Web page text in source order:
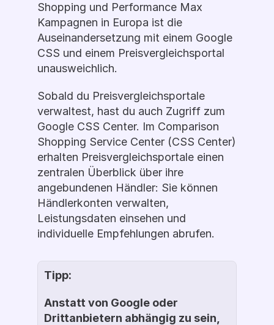
Shopping und Performance Max
Kampagnen in Europa ist die
Auseinandersetzung mit einem Google
CSS und einem Preisvergleichsportal
unausweichlich.
Sobald du Preisvergleichsportale
verwaltest, hast du auch Zugriff zum
Google CSS Center. Im Comparison
Shopping Service Center (CSS Center)
erhalten Preisvergleichsportale einen
zentralen Überblick über ihre
angebundenen Händler: Sie können
Händlerkonten verwalten,
Leistungsdaten einsehen und
individuelle Empfehlungen abrufen.
Tipp:
Anstatt von Google oder
Drittanbietern abhängig zu sein,